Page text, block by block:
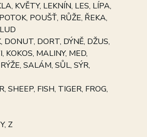
KVĚTY, LEKNÍN, LES, LÍPA,
POUŠŤ, RŮŽE, ŘEKA,
DORT, DÝNĚ, DŽUS,
KOKOS, MALINY, MED,
SALÁM, SŮL, SÝR,
SHEEP, FISH, TIGER, FROG,
Z